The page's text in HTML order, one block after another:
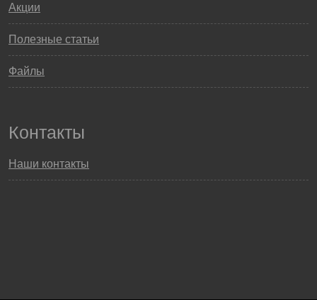
Акции
Полезные статьи
Файлы
Контакты
Наши контакты